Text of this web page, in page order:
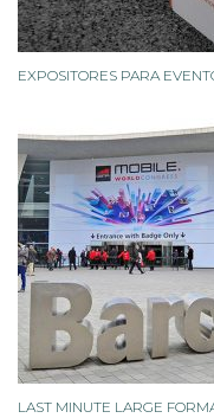
EXPOSITORES PARA
LAST MINUTE LARGE